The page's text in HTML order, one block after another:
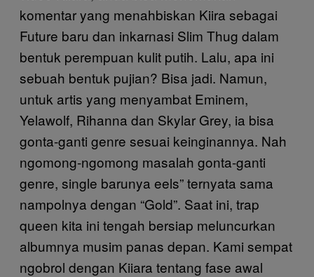
komentar yang menahbiskan Kiira sebagai
Future baru dan inkarnasi Slim Thug dalam
bentuk perempuan kulit putih. Lalu, apa ini
sebuah bentuk pujian? Bisa jadi. Namun,
untuk artis yang menyambat Eminem,
Yelawolf, Rihanna dan Skylar Grey, ia bisa
gonta-ganti genre sesuai keinginannya. Nah
ngomong-ngomong masalah gonta-ganti
genre, single barunya eels” ternyata sama
nampolnya dengan “Gold”. Saat ini, trap
queen kita ini tengah bersiap meluncurkan
albumnya musim panas depan. Kami sempat
ngobrol dengan Kiiara tentang fase awal